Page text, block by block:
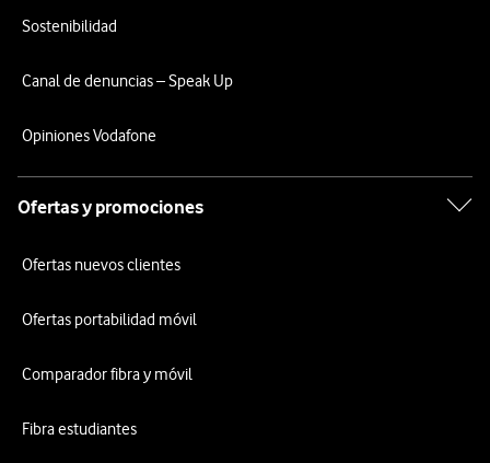
Sostenibilidad
Canal de denuncias – Speak Up
Opiniones Vodafone
Ofertas y promociones
Ofertas nuevos clientes
Ofertas portabilidad móvil
Comparador fibra y móvil
Fibra estudiantes